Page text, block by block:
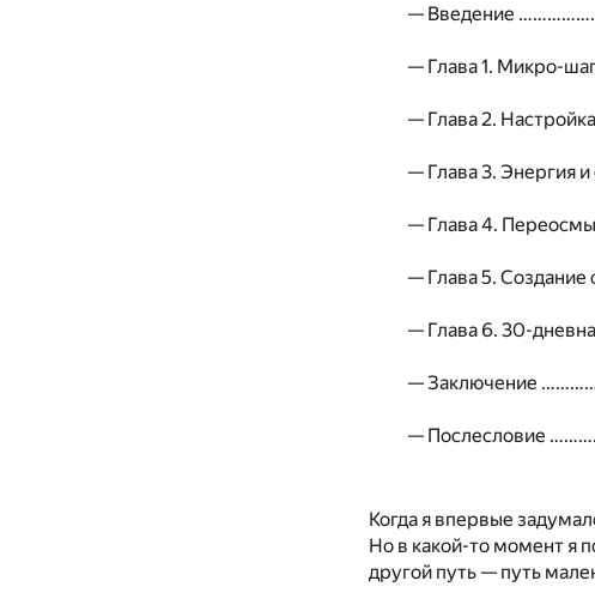
— Введение
— Глава 1. Микро-
— Глава 2.
— Глава 3. Энергия
— Глава 4.
— Глава 5.
— Глава 6. 30-
— Заключение
— Послесловие
Когда я впервые
Но в какой-то момент я
другой путь — путь